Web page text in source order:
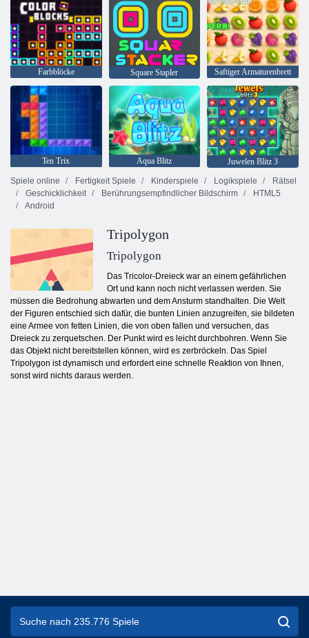
Farbblöcke Square Stapler Saftiger Armaturenbrett
Ten Trix Aqua Blitz
Juwelen Blitz 3
Spiele online
Fertigkeit Spiele Kinderspiele Logikspiele
Rätsel
Geschicklichkeit
Berührungsempfindlicher Bildschirm
HTML5
Android
Tripolygon
Tripolygon
Das Tricolor-Dreieck war an einem gefährlichen
Ort und kann noch nicht verlassen werden. Sie
müssen die Bedrohung abwarten und dem Ansturm standhalten. Die Welt
der Figuren entschied sich dafür, die bunten Linien anzugreifen, sie bildeten
eine Armee von fetten Linien, die von oben fallen und versuchen, das
Dreieck zu zerquetschen. Der Punkt wird es leicht durchbohren. Wenn Sie
das Objekt nicht bereitstellen können, wird es zerbröckeln. Das Spiel
Tripolygon ist dynamisch und erfordert eine schnelle Reaktion von Ihnen,
sonst wird nichts daraus werden.